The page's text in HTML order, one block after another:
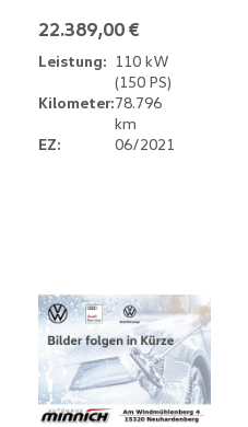
22.389,00 €
Leistung: 110 kW
(150 PS)
Kilometer:78.796
km
EZ:
06/2021